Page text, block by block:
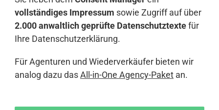
vollständiges Impressum sowie Zugriff auf über
2.000 anwaltlich geprüfte Datenschutztextefür
Ihre Datenschutzerklärung.
Für Agenturen und Wiederverkäufer bieten wir
analog dazu dasAll-in-One Agency-Paket an.